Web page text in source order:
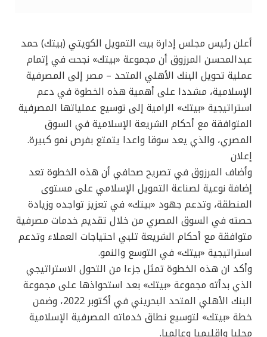
أعلن رئيس مجلس إدارة بيت التمويل الكويتي (بيتك) حمد
عبدالمحسن المرزوق أن مجموعة «بيتك» نجحت في إتمام
عملية تحويل البنك الأهلي المتحد – مصر إلى المصرفية
الإسلامية، مشددا على أهمية هذه الخطوة في دعم
استراتيجية «بيتك» الرامية إلى توسيع عملياتها المصرفية
المتوافقة مع أحكام الشريعة الإسلامية في السوق
المصري، والذي يعد سوقا واعدا يتمتع بفرص نمو كبيرة.
إعلان
وأضاف المرزوق في تصريح صحافي أن هذه الخطوة تعد
إضافة نوعية لصناعة التمويل الإسلامي على مستوى
المنطقة، وتدعم جهود «بيتك» في تعزيز تواجده وزيادة
حصته في السوق المصري من خلال تقديم خدمات مصرفية
متوافقة مع أحكام الشريعة تلبي احتياجات العملاء وتدعم
استراتيجية «بيتك» في التوسع والنمو.
وأكد ان هذه الخطوة تمثل جزءا من التحول الاستراتيجي
الذي بدأته مجموعة «بيتك» بعد استحواذها على مجموعة
البنك الأهلي المتحد البحريني في أكتوبر 2022، وضمن
خطة «بيتك» لتوسيع نطاق خدماته المصرفية الإسلامية
محليا وإقليميا وعالميا.